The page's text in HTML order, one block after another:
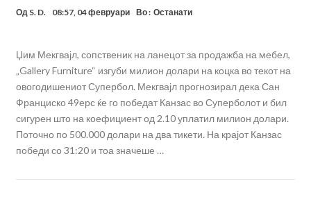
Од S. D. 08:57, 04 февруари Во : Останати
Џим Мекгвајл, сопственик на ланецот за продажба на мебел,
„Gallery Furniture“ изгуби милион долари на коцка во текот на
овогодишениот Супербол. Мекгвајл прогнозирал дека Сан
Франциско 49ерс ќе го победат Канзас во Суперболот и бил
сигурен што на коефициент од 2.10 уплатил милион долари.
Поточно по 500.000 долари на два тикети. На крајот Канзас
победи со 31:20 и тоа значеше …